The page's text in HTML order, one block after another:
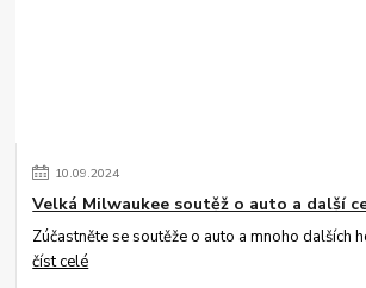
10.09.2024
Velká Milwaukee soutěž o auto a další
Zúčastněte se soutěže o auto a mnoho dalších
číst celé